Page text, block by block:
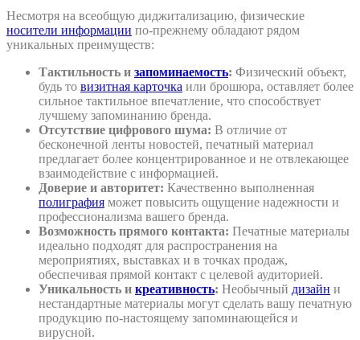
Несмотря на всеобщую диджитализацию, физические
носители информации по-прежнему обладают рядом
уникальных преимуществ:
Тактильность и запоминаемость: Физический объект,
будь то визитная карточка или брошюра, оставляет более
сильное тактильное впечатление, что способствует
лучшему запоминанию бренда.
Отсутствие цифрового шума: В отличие от
бесконечной ленты новостей, печатный материал
предлагает более концентрированное и не отвлекающее
взаимодействие с информацией.
Доверие и авторитет: Качественно выполненная
полиграфия может повысить ощущение надежности и
профессионализма вашего бренда.
Возможность прямого контакта: Печатные материалы
идеально подходят для распространения на
мероприятиях, выставках и в точках продаж,
обеспечивая прямой контакт с целевой аудиторией.
Уникальность и креативность: Необычный дизайн и
нестандартные материалы могут сделать вашу печатную
продукцию по-настоящему запоминающейся и
вирусной.